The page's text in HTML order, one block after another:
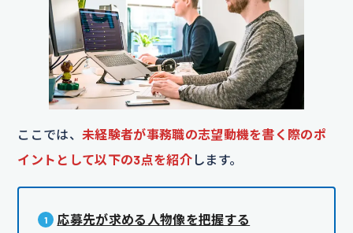
ここでは、 未経験者が事務職の志望動機を書く際のポ
イントとして以下の3点を紹介します。
応募先が求める人物像を把握する